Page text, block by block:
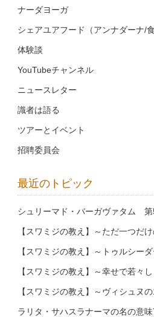
ナーダヨーガ
シェアユアフード（アンナダーナ/
体験談
YouTubeチャンネル
ニュースレター
識者は語る
ツアーとイベント
招聘委員会
最近のトピック
シュリーマド・バーガヴァタム
【スワミジの教え】～ただ一つだ
【スワミジの教え】～トゥルシーダ
【スワミジの教え】～幸せで若々
【スワミジの教え】～ヴィシュヌ
ラリタ・サハスラナーマの名の意